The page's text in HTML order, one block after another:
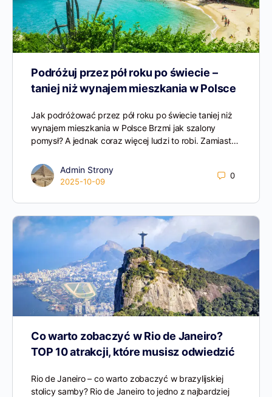
Podróżuj przez pół roku po świecie –
taniej niż wynajem mieszkania w Polsce
Jak podróżować przez pół roku po świecie taniej niż
wynajem mieszkania w Polsce Brzmi jak szalony
pomysł? A jednak coraz więcej ludzi to robi. Zamiast…
Admin Strony
2025-10-09
0
Co warto zobaczyć w Rio de Janeiro?
TOP 10 atrakcji, które musisz odwiedzić
Rio de Janeiro – co warto zobaczyć w brazylijskiej
stolicy samby? Rio de Janeiro to jedno z najbardziej